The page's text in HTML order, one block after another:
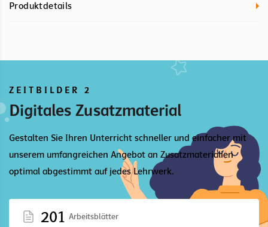
Produktdetails
ZEITBILDER 2
Digitales Zusatzmaterial
Gestalten Sie Ihren Unterricht schneller und einfacher mit
unserem umfangreichen Angebot an Zusatzmaterialien
optimal abgestimmt auf jedes Lehrwerk.
201 Arbeitsblätter